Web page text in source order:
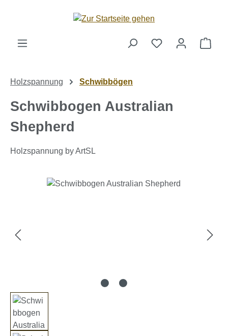
Zum Hauptinhalt springen
Holzspannung Schwibbögen
Schwibbogen Australian
Shepherd
Holzspannung by ArtSL
Bildergalerie überspringen